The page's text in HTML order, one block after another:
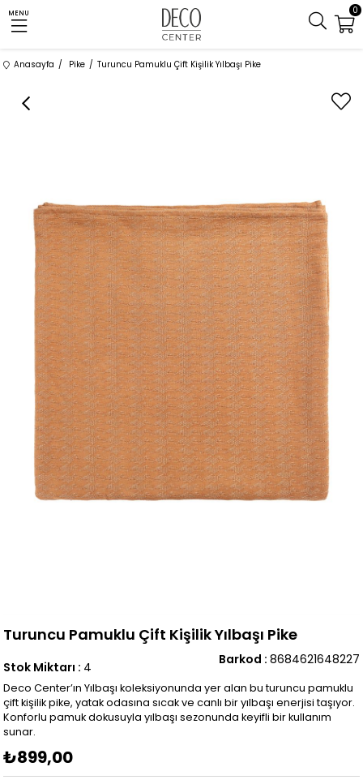
MENU 0
Anasayfa Pike Turuncu Pamuklu Çift Kişilik Yılbaşı Pike
Turuncu Pamuklu Çift Kişilik Yılbaşı Pike
Barkod : 8684621648227
Stok Miktarı : 4
Deco Center’ın Yılbaşı koleksiyonunda yer alan bu turuncu pamuklu
çift kişilik pike, yatak odasına sıcak ve canlı bir yılbaşı enerjisi taşıyor.
Konforlu pamuk dokusuyla yılbaşı sezonunda keyifli bir kullanım
sunar.
₺899,00